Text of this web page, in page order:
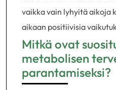
vaikka vain lyhyitä aikoja
aikaan positiivisia
Mitkä ovat
metabolisen
parantamiseksi?